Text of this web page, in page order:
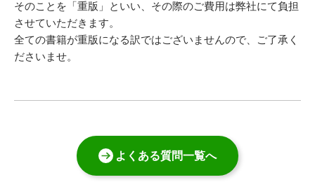
そのことを「重版」といい、その際のご費用は弊社にて負担
させていただきます。
全ての書籍が重版になる訳ではございませんので、ご了承く
ださいませ。
よくある質問一覧へ